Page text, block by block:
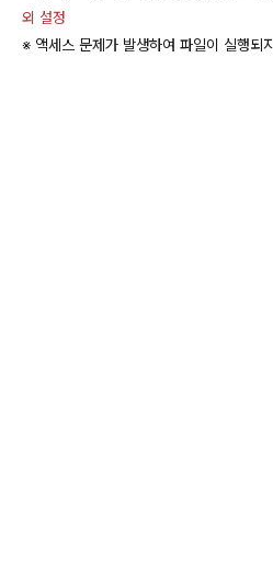
외 설정
※ 액세스 문제가 발생하여 파일이 실행되